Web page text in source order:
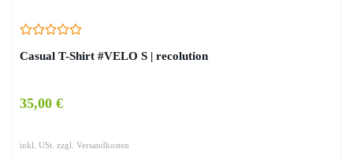
Casual T-Shirt #VELO S | recolution
35,00 €
inkl. USt. zzgl. Versandkosten